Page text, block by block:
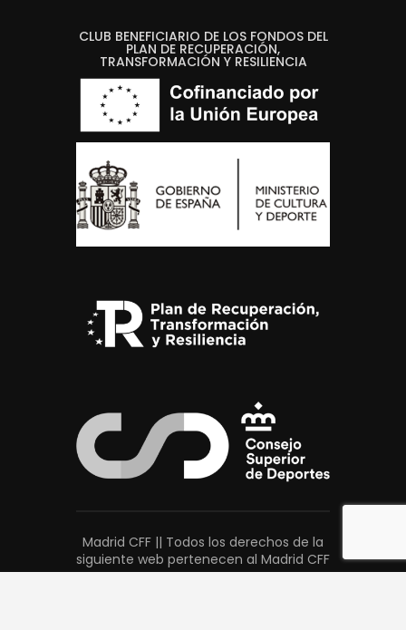
CLUB BENEFICIARIO DE LOS FONDOS DEL
PLAN DE RECUPERACIÓN,
TRANSFORMACIÓN Y RESILIENCIA
Madrid CFF || Todos los derechos de la
siguiente web pertenecen al Madrid CFF